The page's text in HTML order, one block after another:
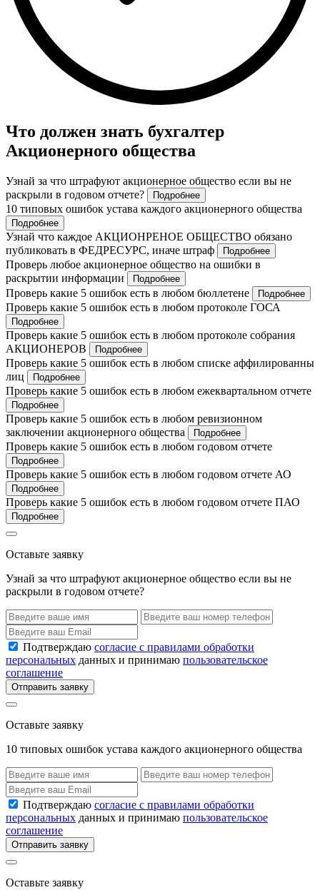
Что должен знать бухгалтер
Акционерного общества
Узнай за что штрафуют акционерное общество если вы не
раскрыли в годовом отчете?
Подробнее
10 типовых ошибок устава каждого акционерного общества
Подробнее
Узнай что каждое АКЦИОНРЕНОЕ ОБЩЕСТВО обязано
публиковать в ФЕДРЕСУРС, иначе штраф
Подробнее
Проверь любое акционерное общество на ошибки в
раскрытии информации
Подробнее
Проверь какие 5 ошибок есть в любом бюллетене Подробнее
Проверь какие 5 ошибок есть в любом протоколе ГОСА
Подробнее
Проверь какие 5 ошибок есть в любом протоколе собрания
АКЦИОНЕРОВ
Подробнее
Проверь какие 5 ошибок есть в любом списке аффилированны
лиц
Подробнее
Проверь какие 5 ошибок есть в любом ежеквартальном отчете
Подробнее
Проверь какие 5 ошибок есть в любом ревизионном
заключении акционерного общества
Подробнее
Проверь какие 5 ошибок есть в любом годовом отчете
Подробнее
Проверь какие 5 ошибок есть в любом годовом отчете АО
Подробнее
Проверь какие 5 ошибок есть в любом годовом отчете ПАО
Подробнее
Оставьте заявку
Узнай за что штрафуют акционерное общество если вы не
раскрыли в годовом отчете?
Подтверждаю согласие с правилами обработки
персональных данных и принимаю пользовательское
соглашение
Отправить заявку
Оставьте заявку
10 типовых ошибок устава каждого акционерного общества
Подтверждаю согласие с правилами обработки
персональных данных и принимаю пользовательское
соглашение
Отправить заявку
Оставьте заявку